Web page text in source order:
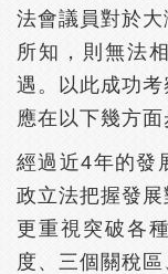
法會議員對於
所知，則無法
遇。以此成功
應在以下幾方面
經過近4年的發
政立法把握發
更重視突破各
度、三個關稅